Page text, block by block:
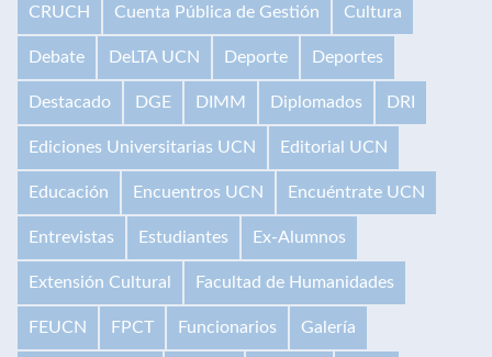
CRUCH Cuenta Pública de Gestión Cultura
Debate DeLTA UCN Deporte Deportes
Destacado DGE DIMM Diplomados DRI
Ediciones Universitarias UCN Editorial UCN
Educación Encuentros UCN Encuéntrate UCN
Entrevistas Estudiantes Ex-Alumnos
Extensión Cultural Facultad de Humanidades
FEUCN FPCT Funcionarios Galería